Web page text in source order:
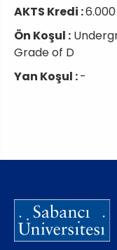
AKTS Kredi :6.000
Ön Koşul :
Grade of D
Yan Koşul :-